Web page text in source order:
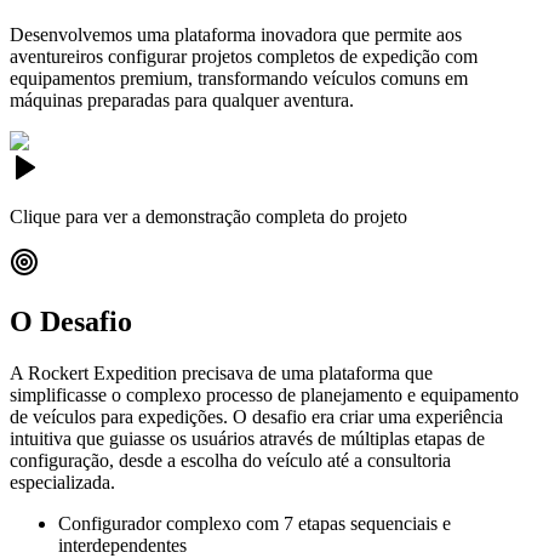
Desenvolvemos uma plataforma inovadora que permite aos
aventureiros configurar projetos completos de expedição com
equipamentos premium, transformando veículos comuns em
máquinas preparadas para qualquer aventura.
Clique para ver a demonstração completa do projeto
O Desafio
A Rockert Expedition precisava de uma plataforma que
simplificasse o complexo processo de planejamento e equipamento
de veículos para expedições. O desafio era criar uma experiência
intuitiva que guiasse os usuários através de múltiplas etapas de
configuração, desde a escolha do veículo até a consultoria
especializada.
Configurador complexo com 7 etapas sequenciais e
interdependentes